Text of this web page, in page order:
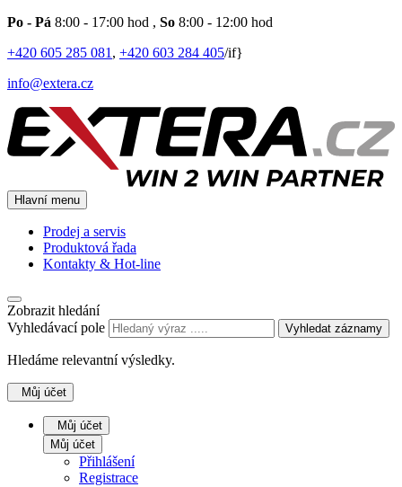
Po - Pá 8:00 - 17:00 hod , So 8:00 - 12:00 hod
+420 605 285 081 , +420 603 284 405/if}
info@extera.cz
Hlavní menu
Prodej a servis
Produktová řada
Kontakty & Hot-line
Zobrazit hledání
Vyhledávací pole
Vyhledat záznamy
Hledáme relevantní výsledky.
Můj účet
Můj účet
Můj účet
Přihlášení
Registrace